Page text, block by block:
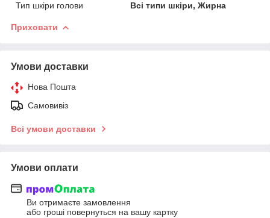
Тип шкіри голови
Всі типи шкіри, Жирна
Приховати
Умови доставки
Нова Пошта
Самовивіз
Всі умови доставки
Умови оплати
Ви отримаєте замовлення
або гроші повернуться на вашу картку